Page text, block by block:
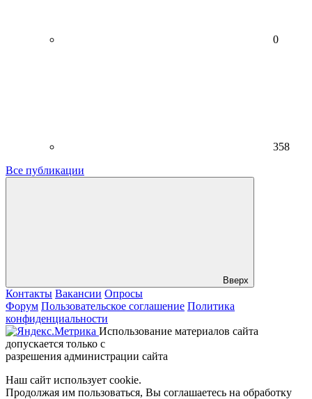
0
358
Все публикации
Вверх
Контакты Вакансии Опросы
Форум Пользовательское соглашение Политика
конфиденциальности
Использование материалов сайта
допускается только с
разрешения администрации сайта
Наш сайт использует cookie.
Продолжая им пользоваться, Вы соглашаетесь на обработку